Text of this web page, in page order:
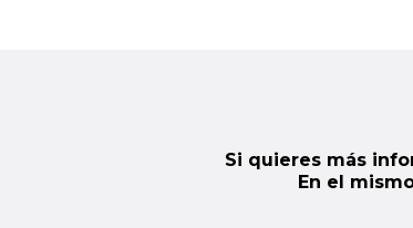
Si quieres más
En el